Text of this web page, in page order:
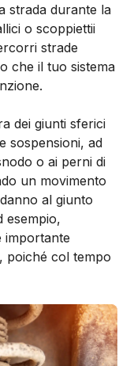
strada durante la
o scoppiettii
strade
che il tuo sistema
dei giunti sferici
sospensioni, ad
o ai perni di
un movimento
al giunto
esempio,
importante
poiché col tempo